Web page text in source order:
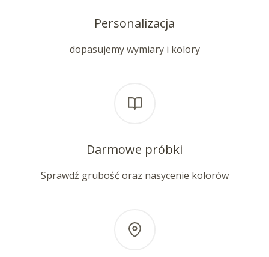
Personalizacja
dopasujemy wymiary i kolory
Darmowe próbki
Sprawdź grubość oraz nasycenie kolorów